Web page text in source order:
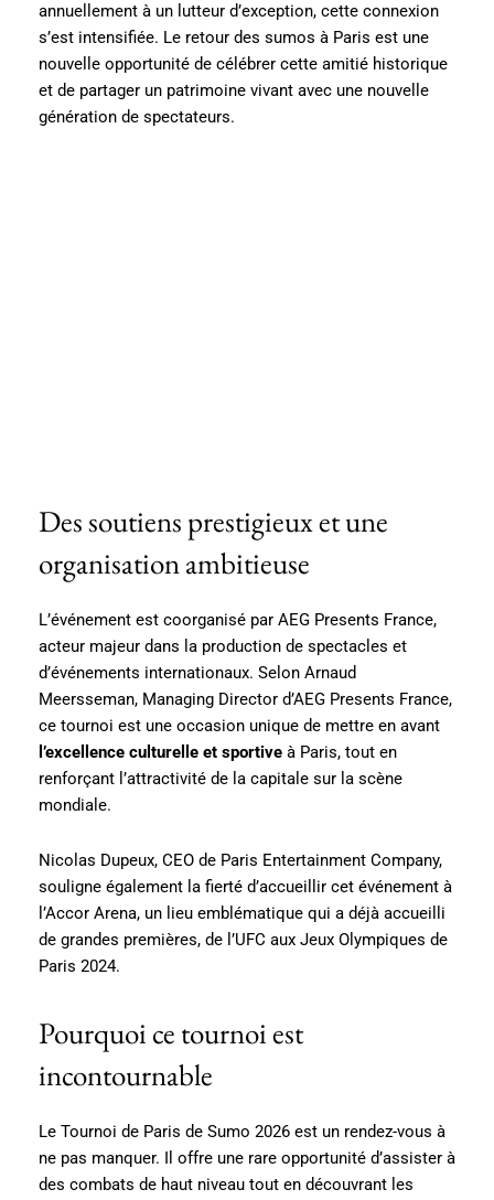
annuellement à un lutteur d’exception, cette connexion
s’est intensifiée. Le retour des sumos à Paris est une
nouvelle opportunité de célébrer cette amitié historique
et de partager un patrimoine vivant avec une nouvelle
génération de spectateurs.
Des soutiens prestigieux et une
organisation ambitieuse
L’événement est coorganisé par AEG Presents France,
acteur majeur dans la production de spectacles et
d’événements internationaux. Selon Arnaud
Meersseman, Managing Director d’AEG Presents France,
ce tournoi est une occasion unique de mettre en avant
l’excellence culturelle et sportive à Paris, tout en
renforçant l’attractivité de la capitale sur la scène
mondiale.
Nicolas Dupeux, CEO de Paris Entertainment Company,
souligne également la fierté d’accueillir cet événement à
l’Accor Arena, un lieu emblématique qui a déjà accueilli
de grandes premières, de l’UFC aux Jeux Olympiques de
Paris 2024.
Pourquoi ce tournoi est
incontournable
Le Tournoi de Paris de Sumo 2026 est un rendez-vous à
ne pas manquer. Il offre une rare opportunité d’assister à
des combats de haut niveau tout en découvrant les